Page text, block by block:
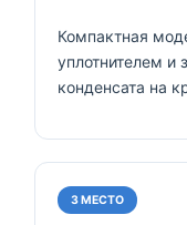
Компактная
уплотнителем и
конденсата на
3 МЕСТО